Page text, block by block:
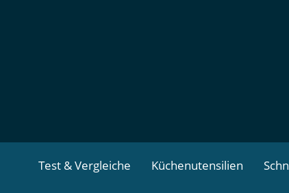
Test & Vergleiche Küchenutensilien